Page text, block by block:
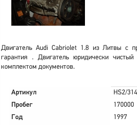
Двигатель Audi Cabriolet 1.8 из Литвы с
гарантия . Двигатель юридически
комплектом документов.
Артикул
HS2/
Пробег
170000
Год
1997